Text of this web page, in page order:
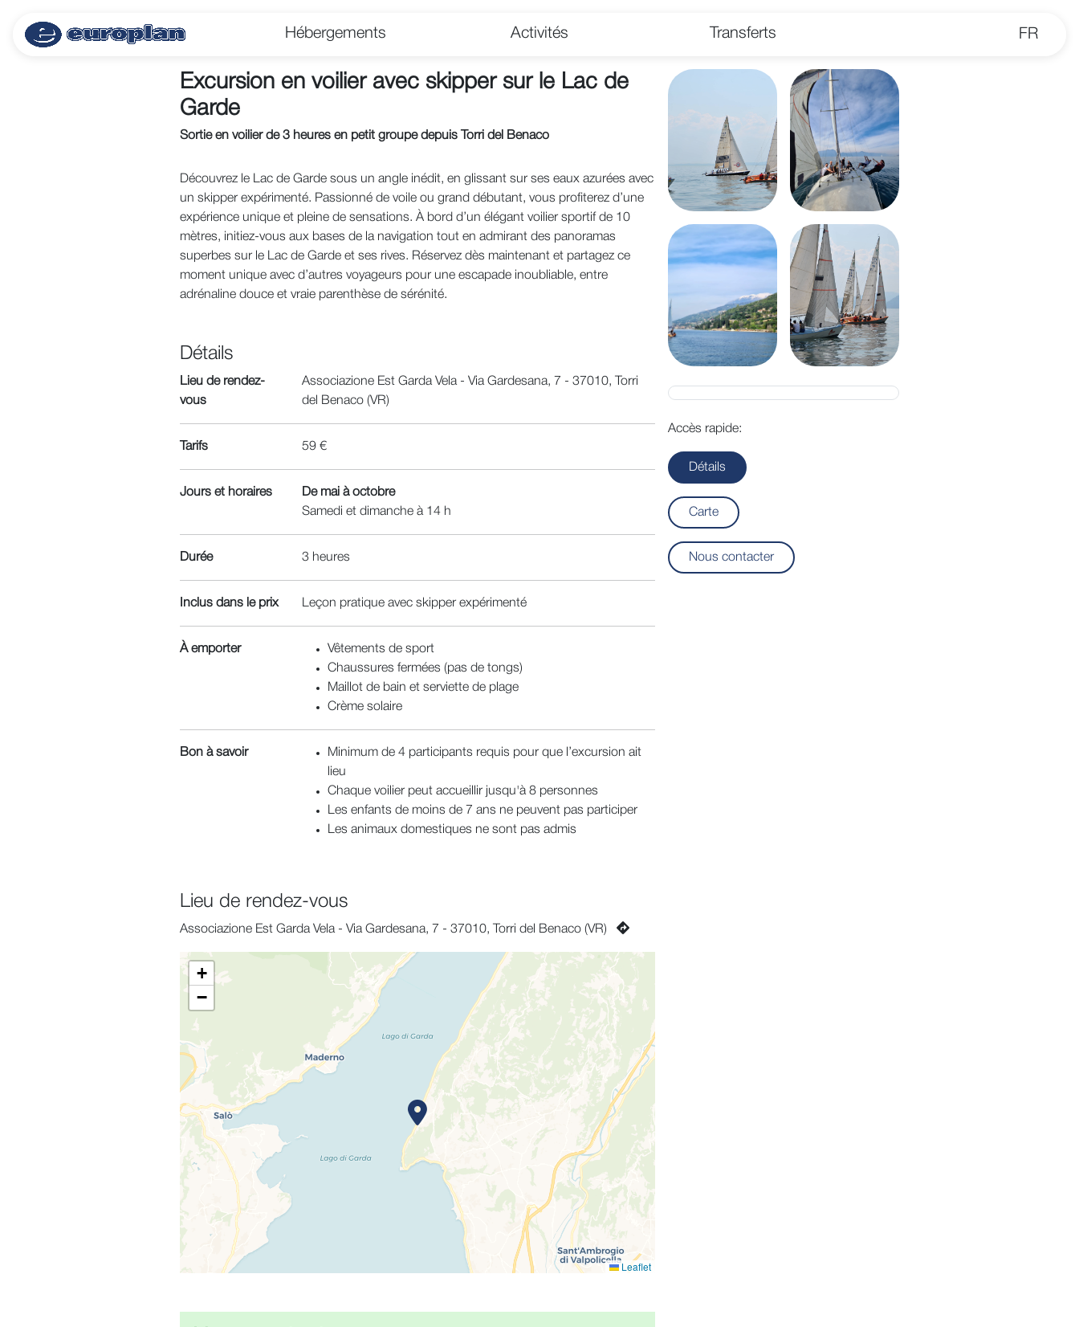
Hébergements Activités Transferts FR
Excursion en voilier avec skipper sur le Lac de
Garde
Sortie en voilier de 3 heures en petit groupe depuis Torri del Benaco
Découvrez le Lac de Garde sous un angle inédit, en glissant sur ses eaux azurées avec
un skipper expérimenté. Passionné de voile ou grand débutant, vous profiterez d’une
expérience unique et pleine de sensations. À bord d’un élégant voilier sportif de 10
mètres, initiez-vous aux bases de la navigation tout en admirant des panoramas
superbes sur le Lac de Garde et ses rives. Réservez dès maintenant et partagez ce
moment unique avec d’autres voyageurs pour une escapade inoubliable, entre
adrénaline douce et vraie parenthèse de sérénité.
Détails
Lieu de rendez-
vous
Associazione Est Garda Vela - Via Gardesana, 7 - 37010, Torri
del Benaco (VR)
Tarifs 59 €
Jours et horaires
De mai à octobre
Samedi et dimanche à 14 h
Durée 3 heures
Inclus dans le prix Leçon pratique avec skipper expérimenté
À emporter
Vêtements de sport
Chaussures fermées (pas de tongs)
Maillot de bain et serviette de plage
Crème solaire
Bon à savoir
Minimum de 4 participants requis pour que l’excursion ait
lieu
Chaque voilier peut accueillir jusqu'à 8 personnes
Les enfants de moins de 7 ans ne peuvent pas participer
Les animaux domestiques ne sont pas admis
Lieu de rendez-vous
Associazione Est Garda Vela - Via Gardesana, 7 - 37010, Torri del Benaco (VR)
+
−
Leaflet
Accès rapide:
Détails
Carte
Nous contacter